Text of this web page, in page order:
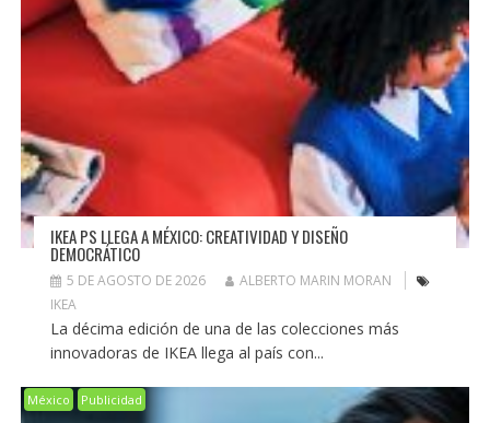
IKEA PS LLEGA A MÉXICO: CREATIVIDAD Y DISEÑO
DEMOCRÁTICO
5 DE AGOSTO DE 2026
ALBERTO MARIN MORAN
IKEA
La décima edición de una de las colecciones más
innovadoras de IKEA llega al país con...
México Publicidad